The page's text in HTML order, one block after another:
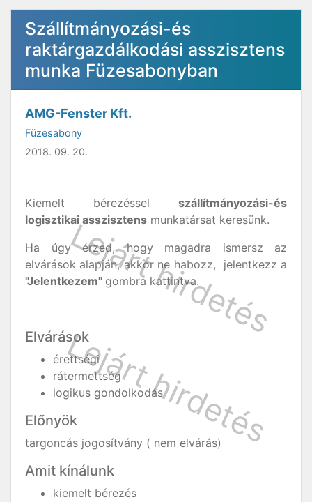
Szállítmányozási-és
raktárgazdálkodási asszisztens
munka Füzesabonyban
AMG-Fenster Kft.
Füzesabony
2018. 09. 20.
Kiemelt bérezéssel szállítmányozási-és
logisztikai asszisztens munkatársat keresünk.
Ha úgy érzed, hogy magadra ismersz az
elvárások alapján, akkor ne habozz, jelentkezz a
"Jelentkezem" gombra kattintva.
Elvárások
érettségi
rátermettség
logikus gondolkodás
Előnyök
targoncás jogosítvány ( nem elvárás)
Amit kínálunk
kiemelt bérezés